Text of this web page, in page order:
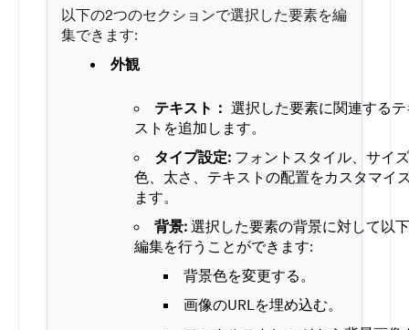
以下の2つのセクションで選択した要素を編
集できます:
外観
テキスト： 選択した要素に関連する
ストを追加します。
タイプ設定: フォントスタイル、サイ
色、太さ、テキストの配置をカスタマイ
ます。
背景: 選択した要素の背景に対して以
編集を行うことができます:
背景色を変更する。
画像のURLを埋め込む。